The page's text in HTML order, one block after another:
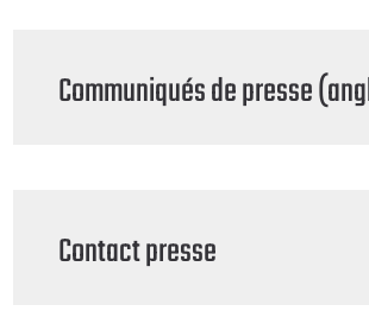
Communiqués de presse
Contact presse